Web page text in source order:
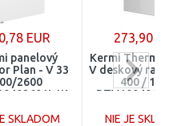
EUR
panelový
Plan - V 33
2600
SKLADOM
273,90
Kermi Therm
V deskový
400 /
NIE JE